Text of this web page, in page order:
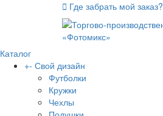
Где забрать мой заказ?
Каталог
+- Свой дизайн
Футболки
Кружки
Чехлы